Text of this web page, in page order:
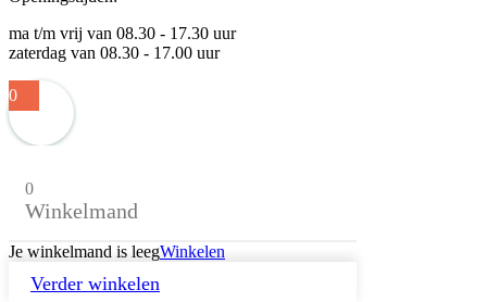
ma t/m vrij van 08.30 - 17.30 uur
zaterdag van 08.30 - 17.00 uur
0
0
Winkelmand
Je winkelmand is leegWinkelen
Verder winkelen